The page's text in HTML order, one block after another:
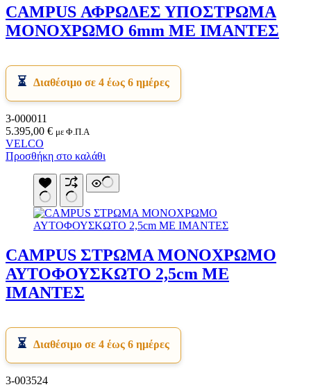
Τοίχοι Για Κιόσκια
Τσαντάκια Κρεμαστά
Τσαντάκια Μέσης
Υποστρώματα
Χημικά Υγρά
Χημικές Τουαλέτες
Είδη Κατάδυσης
Αναπνευστήρες
Βατραχοπέδιλα
Γιλέκο Διάσωσης
Ζώνες Πλεύσης
Μάσκες
Μαχαίρια Κατάδυσης
Σανίδες Κολύμβησης
Υποδήματα Παράλιας
Ψαροτούφεκα
Είδη Ορειβασίας
Μπαστούνια
Επιγονατίδες
Παγούρια Στρατιωτικά
Φούμο
CAMPUS ΑΦΡΩΔΕΣ ΥΠΟΣΤΡΩΜΑ
ΜΟΝΟΧΡΩΜΟ 6mm ΜΕ ΙΜΑΝΤΕΣ
Διαθέσιμο σε 4 έως 6 ημέρες
3-000011
5.395,00 € με Φ.Π.Α
VELCO
Προσθήκη στο καλάθι
CAMPUS ΣΤΡΩΜΑ ΜΟΝΟΧΡΩΜΟ
ΑΥΤΟΦΟΥΣΚΩΤΟ 2,5cm ΜΕ
ΙΜΑΝΤΕΣ
Διαθέσιμο σε 4 έως 6 ημέρες
3-003524